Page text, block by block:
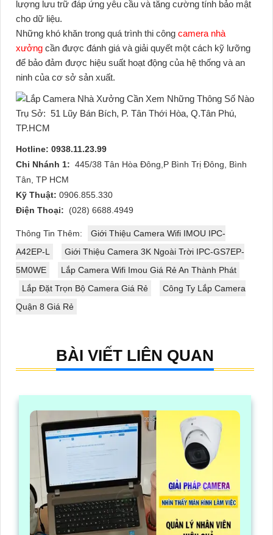
lượng lưu trữ đáp ứng yêu cầu và tăng cường tính bảo mật
cho dữ liệu.
Những khó khăn trong quá trình thi công camera nhà
xưởng cần được đánh giá và giải quyết một cách kỹ lưỡng
để bảo đảm được hiệu suất hoạt động của hệ thống và an
ninh của cơ sở sản xuất.
Trụ Sở: 51 Lũy Bán Bích, P. Tân Thới Hòa, Q.Tân Phú,
TP.HCM
Hotline: 0938.11.23.99
Chi Nhánh 1: 445/38 Tân Hòa Đông,P Bình Trị Đông, Bình
Tân, TP HCM
Kỹ Thuật: 0906.855.330
Điện Thoại:
(028) 6688.4949
Thông Tin Thêm:
Giới Thiệu Camera Wifi IMOU IPC-
A42EP-L
Giới Thiệu Camera 3K Ngoài Trời IPC-GS7EP-
5M0WE
Lắp Camera Wifi Imou Giá Rẻ An Thành Phát
Lắp Đặt Trọn Bộ Camera Giá Rẻ
Công Ty Lắp Camera
Quận 8 Giá Rẻ
BÀI VIẾT LIÊN QUAN